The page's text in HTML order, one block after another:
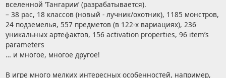
вселенной ‘Тангарии’ (разрабатывается).
– 38 рас, 18 классов (новый - лучник/охотник), 1185 монстров,
24 подземелья, 557 предметов (в 122-х вариациях), 236
уникальных артефактов, 156 activation properties, 96 item’s
parameters
… и многое, многое другое!
В игре много мелких интересных особенностей, например,